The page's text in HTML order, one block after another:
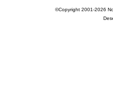
©Copyright 2001-2026